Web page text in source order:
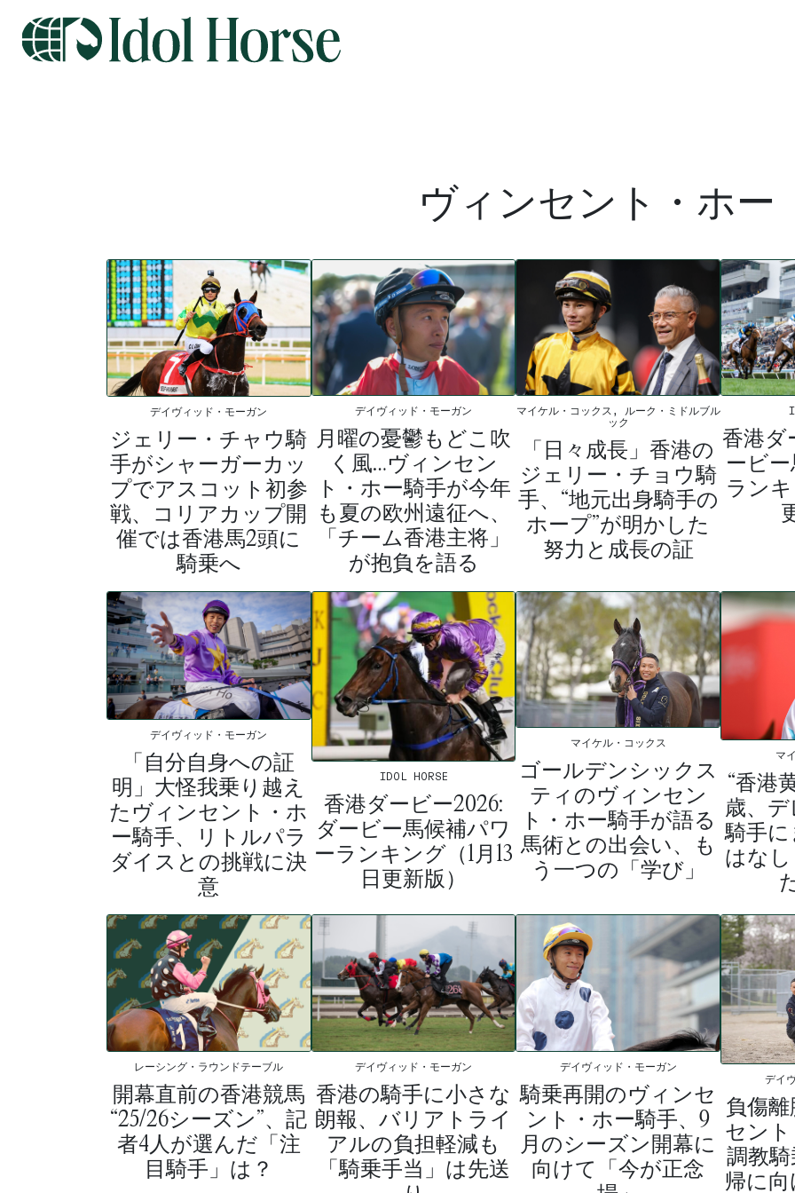
ヴィンセント・ホー
デイヴィッド・モーガン
ジェリー・チャウ騎
手がシャーガーカッ
プでアスコット初参
戦、コリアカップ開
催では香港馬2頭に
騎乗へ
デイヴィッド・モーガン
月曜の憂鬱もどこ吹
く風…ヴィンセン
ト・ホー騎手が今年
も夏の欧州遠征へ、
「チーム香港主将」
が抱負を語る
マイケル・コックス, ルーク・ミドルブル
ック
「日々成長」香港の
ジェリー・チョウ騎
手、“地元出身騎手の
ホープ”が明かした
努力と成長の証
香港ダ
ービ
ラン
デイヴィッド・モーガン
「自分自身への証
明」大怪我乗り越え
たヴィンセント・ホ
ー騎手、リトルパラ
ダイスとの挑戦に決
意
IDOL HORSE
香港ダービー2026:
ダービー馬候補パワ
ーランキング（1月13
日更新版）
マイケル・コックス
ゴールデンシックス
ティのヴィンセン
ト・ホー騎手が語る
馬術との出会い、も
う一つの「学び」
マ
“香港
歳、
騎手
はな
レーシング・ラウンドテーブル
開幕直前の香港競馬
“25/26シーズン”、記
者4人が選んだ「注
目騎手」は？
デイヴィッド・モーガン
香港の騎手に小さな
朗報、バリアトライ
アルの負担軽減も
「騎乗手当」は先送
デイヴィッド・モーガン
騎乗再開のヴィンセ
ント・ホー騎手、9
月のシーズン開幕に
向けて「今が正念
デイ
負傷
セン
調教
帰に